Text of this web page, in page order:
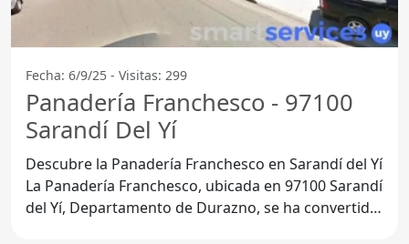
Fecha: 6/9/25 - Visitas: 299
Panadería Franchesco - 97100
Sarandí Del Yí
Descubre la Panadería Franchesco en Sarandí del Yí
La Panadería Franchesco, ubicada en 97100 Sarandí
del Yí, Departamento de Durazno, se ha convertido